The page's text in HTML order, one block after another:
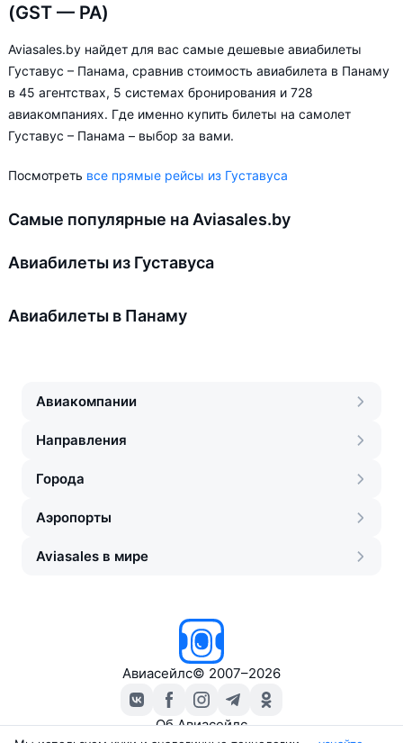
(GST — PA)
Aviasales.by найдет для вас самые дешевые авиабилеты
Густавус – Панама, сравнив стоимость авиабилета в Панаму
в 45 агентствах, 5 системах бронирования и 728
авиакомпаниях. Где именно купить билеты на самолет
Густавус – Панама – выбор за вами.
Посмотреть все прямые рейсы из Густавуса
Самые популярные на Aviasales.by
Авиабилеты из Густавуса
Авиабилеты в Панаму
Авиакомпании
Направления
Города
Аэропорты
Aviasales в мире
Авиасейлс© 2007–2026
Об Авиасейлс